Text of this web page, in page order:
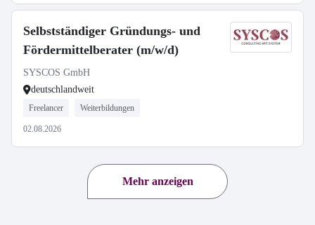
Selbstständiger Gründungs- und
Fördermittelberater (m/w/d)
SYSCOS GmbH
deutschlandweit
Freelancer Weiterbildungen
02.08.2026
Mehr anzeigen